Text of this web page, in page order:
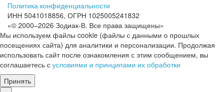
Политика конфиденциальности
ИНН 5041018856, ОГРН 1025005241832
«© 2000–2026 Зодиак-В. Все права защищены»
Мы используем файлы cookie (файлы с данными о прошлых
посещениях сайта) для аналитики и персонализации. Продолжая
использовать сайт после ознакомления с этим сообщением, вы
соглашаетесь с условиями и принципами их обработки
Принять